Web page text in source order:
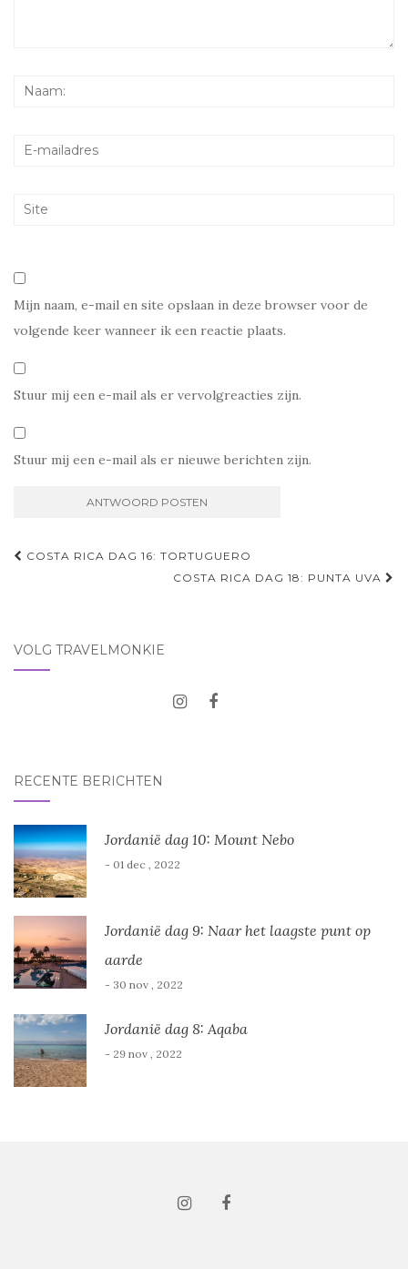
Mijn naam, e-mail en site opslaan in deze browser voor de
volgende keer wanneer ik een reactie plaats.
Stuur mij een e-mail als er vervolgreacties zijn.
Stuur mij een e-mail als er nieuwe berichten zijn.
Navigatie
COSTA RICA DAG 16: TORTUGUERO
COSTA RICA DAG 18: PUNTA UVA
VOLG TRAVELMONKIE
RECENTE BERICHTEN
Jordanië dag 10: Mount Nebo
- 01 dec , 2022
Jordanië dag 9: Naar het laagste punt op
aarde
- 30 nov , 2022
Jordanië dag 8: Aqaba
- 29 nov , 2022